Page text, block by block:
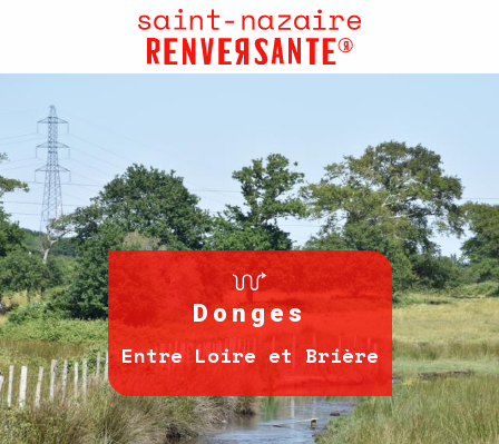
Donges
Entre Loire et Brière